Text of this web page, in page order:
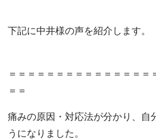
下記に中井様の声を紹介します。
＝＝＝＝＝＝＝＝＝＝＝＝＝＝＝
＝＝
痛みの原因・対応法が分かり、自
うになりました。